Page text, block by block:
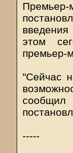
этом
премьер-
"Сейчас
-----